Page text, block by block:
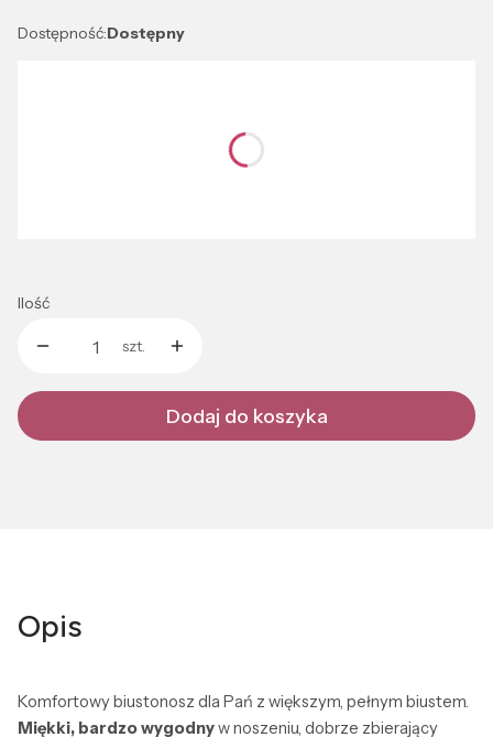
Dostępność:Dostępny
Ilość
szt.
Dodaj do koszyka
Opis
Komfortowy biustonosz dla Pań z większym, pełnym biustem.
Miękki, bardzo wygodnyw noszeniu, dobrze zbierający